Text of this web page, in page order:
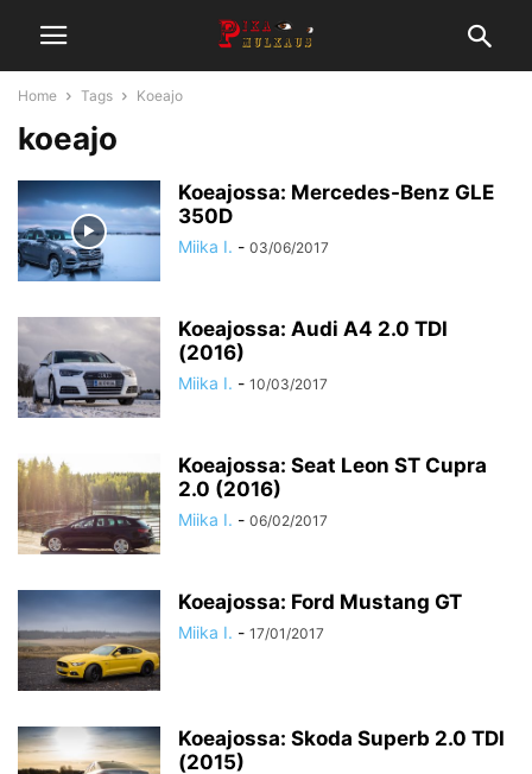
Home Tags Koeajo
koeajo
Koeajossa: Mercedes-Benz GLE
350D
Miika I. - 03/06/2017
Koeajossa: Audi A4 2.0 TDI
(2016)
Miika I. - 10/03/2017
Koeajossa: Seat Leon ST Cupra
2.0 (2016)
Miika I. - 06/02/2017
Koeajossa: Ford Mustang GT
Miika I. - 17/01/2017
Koeajossa: Skoda Superb 2.0 TDI
(2015)